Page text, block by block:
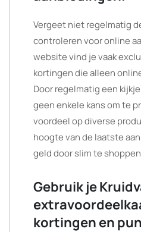
Vergeet niet regelmatig
controleren voor online
website vind je vaak
kortingen die alleen
Door regelmatig een
geen enkele kans om te
voordeel op diverse
hoogte van de laatste
geld door slim te
Gebruik je
kortingen en